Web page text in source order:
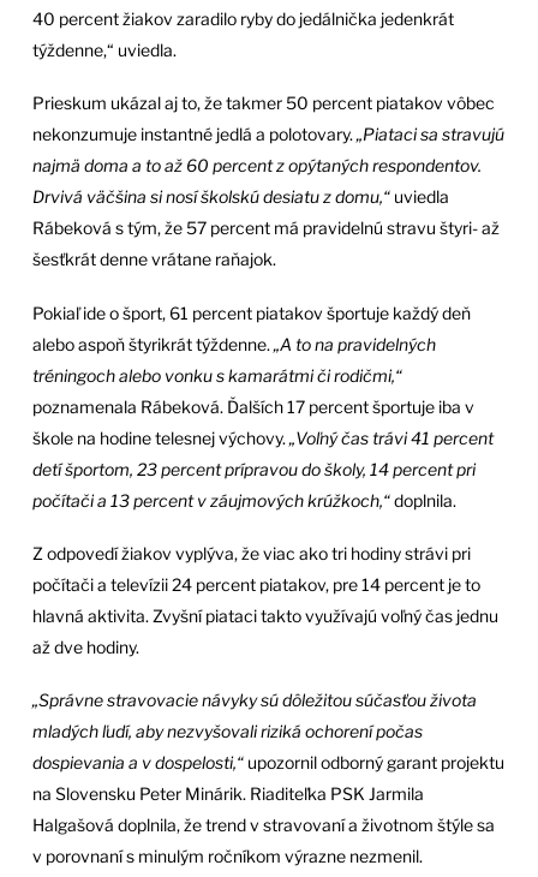
40 percent žiakov zaradilo ryby do jedálnička jedenkrát
týždenne,“ uviedla.
Prieskum ukázal aj to, že takmer 50 percent piatakov vôbec
nekonzumuje instantné jedlá a polotovary.„Piataci sa stravujú
najmä doma a to až 60 percent z opýtaných respondentov.
Drvivá väčšina si nosí školskú desiatu z domu,“uviedla
Rábeková s tým, že 57 percent má pravidelnú stravu štyri- až
šesťkrát denne vrátane raňajok.
Pokiaľ ide o šport, 61 percent piatakov športuje každý deň
alebo aspoň štyrikrát týždenne. „A to na pravidelných
tréningoch alebo vonku s kamarátmi či rodičmi,“
poznamenala Rábeková. Ďalších 17 percent športuje iba v
škole na hodine telesnej výchovy. „Voľný čas trávi 41 percent
detí športom, 23 percent prípravou do školy, 14 percent pri
počítači a 13 percent v záujmových krúžkoch,“doplnila.
Z odpovedí žiakov vyplýva, že viac ako tri hodiny strávi pri
počítači a televízii 24 percent piatakov, pre 14 percent je to
hlavná aktivita. Zvyšní piataci takto využívajú voľný čas jednu
až dve hodiny.
„Správne stravovacie návyky sú dôležitou súčasťou života
mladých ľudí, aby nezvyšovali riziká ochorení počas
dospievania a v dospelosti,“upozornil odborný garant projektu
na Slovensku Peter Minárik. Riaditeľka PSK Jarmila
Halgašová doplnila, že trend v stravovaní a životnom štýle sa
v porovnaní s minulým ročníkom výrazne nezmenil.